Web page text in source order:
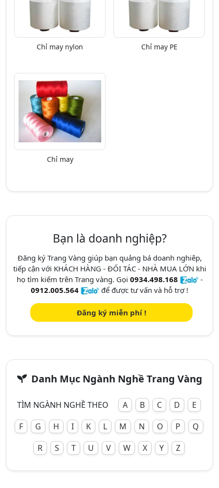
Chỉ may nylon Chỉ may PE
Chỉ may
Bạn là doanh nghiệp?
Đăng ký Trang Vàng giúp bạn quảng bá doanh nghiêp,
tiếp cận với KHÁCH HÀNG - ĐỐI TÁC - NHÀ MUA LỚN khi
họ tìm kiếm trên Trang vàng. Gọi 0934.498.168
-
0912.005.564
để được tư vấn và hỗ trợ !
Đăng ký miễn phí !
Danh Mục Ngành Nghề Trang Vàng
TÌM NGÀNH NGHỀ THEO A B C D
E
F
G H I K L M N O P
Q
R
S T U V W X Y Z